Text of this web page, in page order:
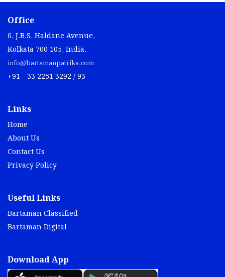
Office
6, J.B.S. Haldane Avenue,
Kolkata 700 105, India.
info@bartamanpatrika.com
+91 - 33 2251 3292 / 93
Links
Home
About Us
Contact Us
Privacy Policy
Useful Links
Bartaman Classified
Bartaman Digital
Download App